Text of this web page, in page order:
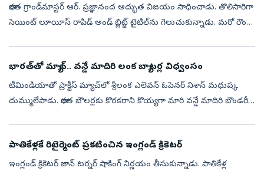
భారత గ్రాండ్‌మాస్టర్‌ ఆర్‌. ప్రజ్ఞానంద అద్భుత విజయం సాధించాడు. తొలిసారిగా
సెయింట్‌ లూయీస్‌ రాపిడ్‌ అండ్‌ బ్లిట్జ్‌ టైటిల్‌ను గెలుచుకున్నాడు. మరో రౌండ్‌
భారత్‌తో మ్యాచ్‌.. వన్డే మాదిరి లంక బ్యాటర్ల విధ్వంసం
టీమిండియాతో ప్రాక్టీస్‌ మ్యాచ్‌లో శ్రీలంక ఎలెవన్‌ ఓపెనర్‌ నిశాన్‌ మధుష్క
దుమ్ములేపాడు. భారత బౌలర్లకు కొరకరాని కొయ్యగా మారి వన్డే మాదిరి బౌండరీల
పాతికేళ్లకే రిటైర్మెంట్‌ ప్రకటించిన ఇంగ్లండ్‌ క్రికెటర్‌
ఇంగ్లండ్‌ క్రికెటర్‌ జాన్‌ టర్నర్‌ షాకింగ్‌ నిర్ణయం తీసుకున్నాడు. పాతికేళ్ల